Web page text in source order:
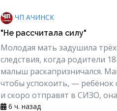
ЧП АЧИНСК
"Не рассчитала силу"
Молодая мать задушила
следствия, когда родители
малыш раскапризничался.
чтобы успокоить, — ребёнок
и скоро отправят в СИЗО,
6 ч. назад